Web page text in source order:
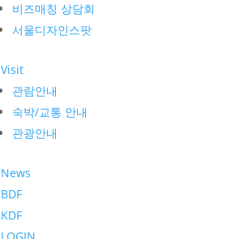
비즈매칭 상담회
서울디자인스팟
Visit
관람안내
숙박/교통 안내
관광안내
News
BDF
KDF